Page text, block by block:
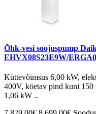
Õhk-vesi soojuspump
EHVX08S23E9W/
Küttevõimsus 6,00 kW,
400V, köetav pind kuni 150
1,06 kW ..